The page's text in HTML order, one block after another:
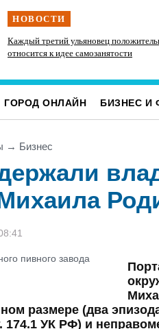
НОВОСТИ
Каждый третий ульяновец
относится к идее самозанятости
ГОРОД ОНЛАЙН БИЗНЕС И
→ Бизнес
размере (два
174.1 УК РФ) и